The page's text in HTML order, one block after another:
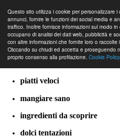
Questo sito utilizza i cookie per personalizzare i
annunci, fornire le funzioni dei social media e
traffico. Inoltre fornisce informazioni sul modo
occupano di analisi dei dati web, pubblicità e
con altre informazioni che fornite loro o raccolte
Cliccando su chiudi ed accetta e proseguendo
proprio consenso alla profilazione. Cookie Policy
cucina dal mondo
ricette classiche
piatti veloci
mangiare sano
ingredienti da scoprire
dolci tentazioni